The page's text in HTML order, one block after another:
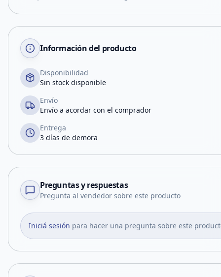
Información del producto
Disponibilidad
Sin stock disponible
Envío
Envío a acordar con el comprador
Entrega
3 días de demora
Preguntas y respuestas
Pregunta al vendedor sobre este producto
Iniciá sesión para hacer una pregunta sobre este